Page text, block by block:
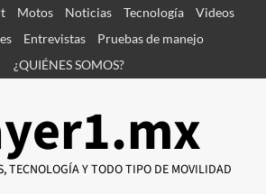
Motos Noticias Tecnología
Videos
Entrevistas
Pruebas de manejo
¿QUIÉNES SOMOS?
TECNOLOGÍA Y TODO TIPO DE MOVILIDAD